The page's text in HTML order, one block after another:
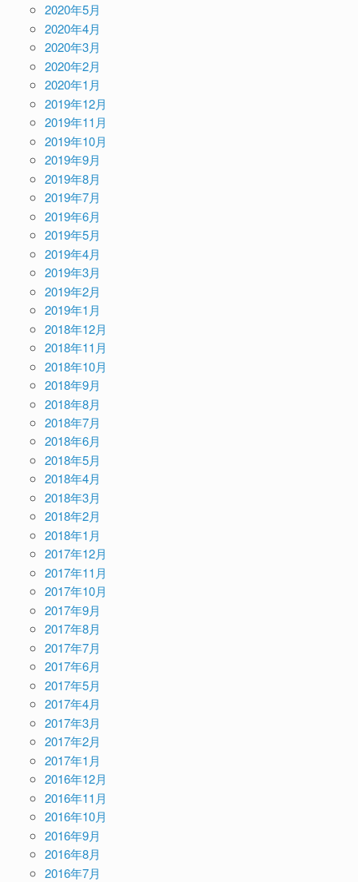
2020年5月
2020年4月
2020年3月
2020年2月
2020年1月
2019年12月
2019年11月
2019年10月
2019年9月
2019年8月
2019年7月
2019年6月
2019年5月
2019年4月
2019年3月
2019年2月
2019年1月
2018年12月
2018年11月
2018年10月
2018年9月
2018年8月
2018年7月
2018年6月
2018年5月
2018年4月
2018年3月
2018年2月
2018年1月
2017年12月
2017年11月
2017年10月
2017年9月
2017年8月
2017年7月
2017年6月
2017年5月
2017年4月
2017年3月
2017年2月
2017年1月
2016年12月
2016年11月
2016年10月
2016年9月
2016年8月
2016年7月